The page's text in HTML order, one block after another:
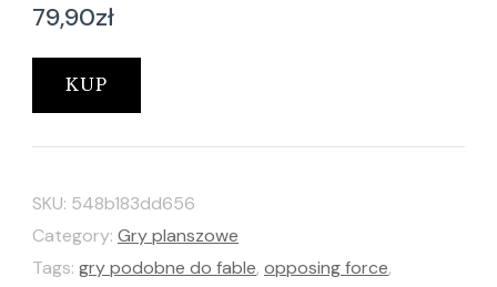
79,90zł
KUP
SKU: 548b183dd656
Category: Gry planszowe
Tags: gry podobne do fable, opposing force,